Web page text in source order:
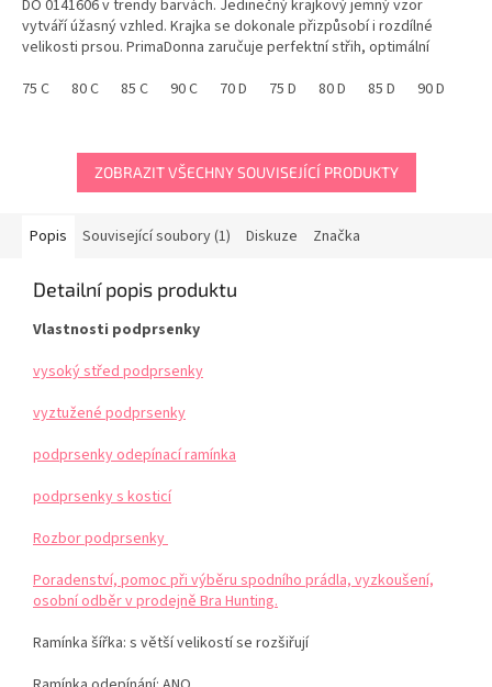
DO 0141606 v trendy barvách. Jedinečný krajkový jemný vzor
vytváří úžasný vzhled. Krajka se dokonale přizpůsobí i rozdílné
velikosti prsou. PrimaDonna zaručuje perfektní střih, optimální
75 C
80 C 85 C 90 C 70 D 75 D 80 D 85 D 90 D
ZOBRAZIT VŠECHNY SOUVISEJÍCÍ PRODUKTY
Popis Související soubory (1) Diskuze Značka
Detailní popis produktu
Vlastnosti podprsenky
vysoký střed podprsenky
vyztužené podprsenky
podprsenky odepínací ramínka
podprsenky s kosticí
Rozbor podprsenky
Poradenství, pomoc při výběru spodního prádla, vyzkoušení,
osobní odběr v prodejně Bra Hunting.
Ramínka šířka: s větší velikostí se rozšiřují